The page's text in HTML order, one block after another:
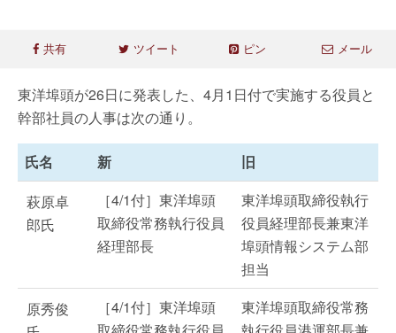
共有 ツイート ピン メール
東洋埠頭が26日に発表した、4月1日付で実施する役員と
幹部社員の人事は次の通り。
氏名 新
旧
萩原卓
郎氏
［4/1付］東洋埠頭
取締役常務執行役員
経理部長
東洋埠頭取締役執行
役員経理部長兼東洋
埠頭情報システム部
担当
原秀俊
［4/1付］東洋埠頭
東洋埠頭取締役常務